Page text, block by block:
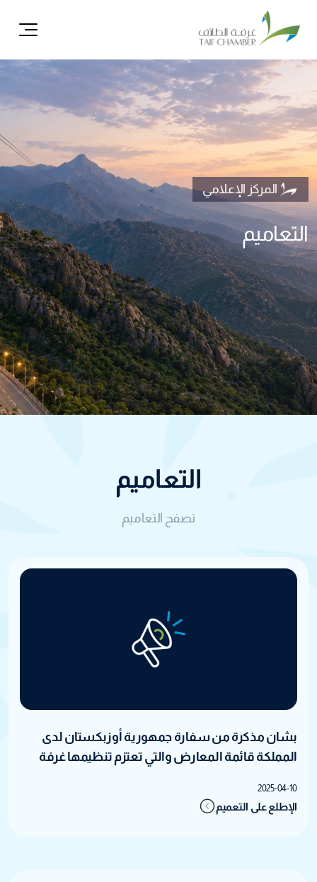
المركز الإعلامي
التعاميم
التعاميم
تصفح التعاميم
بشان مذكرة من سفارة جمهورية أوزبكستان لدى
المملكة قائمة المعارض والتي تعتزم تنظيمها غرفة
2025-04-10
الإطلع على التعميم